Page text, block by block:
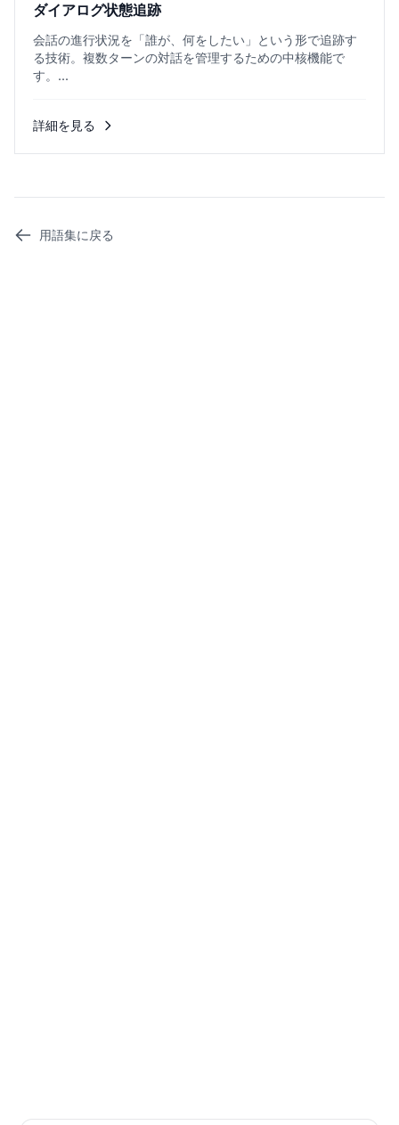
ダイアログ状態追跡
会話の進行状況を「誰が、何をしたい」という形で追跡す
る技術。複数ターンの対話を管理するための中核機能で
す。...
詳細を見る
用語集に戻る